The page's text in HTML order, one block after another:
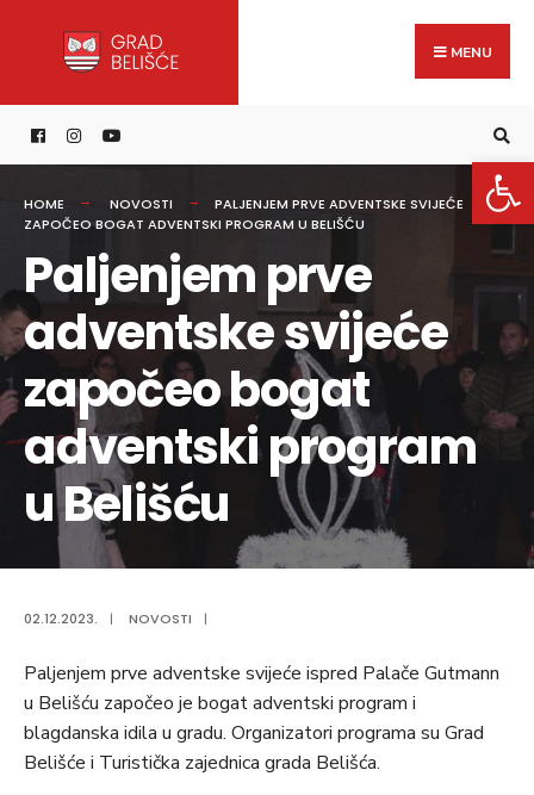
content
MENU
HOME NOVOSTI
PALJENJEM PRVE ADVENTSKE SVIJEĆE
ZAPOČEO BOGAT ADVENTSKI PROGRAM U BELIŠĆU
Paljenjem prve
adventske svijeće
započeo bogat
adventski program
u Belišću
02.12.2023. | NOVOSTI |
Paljenjem prve adventske svijeće ispred Palače Gutmann
u Belišću započeo je bogat adventski program i
blagdanska idila u gradu. Organizatori programa su Grad
Belišće i Turistička zajednica grada Belišća.
for: